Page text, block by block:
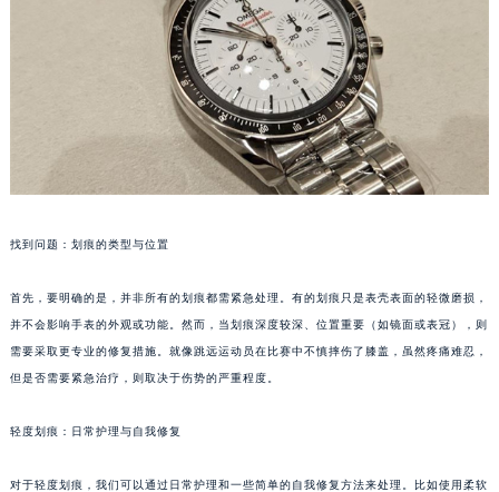
找到问题：划痕的类型与位置
首先，要明确的是，并非所有的划痕都需紧急处理。有的划痕只是表壳表面的轻微磨损，
并不会影响手表的外观或功能。然而，当划痕深度较深、位置重要（如镜面或表冠），则
需要采取更专业的修复措施。就像跳远运动员在比赛中不慎摔伤了膝盖，虽然疼痛难忍，
但是否需要紧急治疗，则取决于伤势的严重程度。
轻度划痕：日常护理与自我修复
对于轻度划痕，我们可以通过日常护理和一些简单的自我修复方法来处理。比如使用柔软